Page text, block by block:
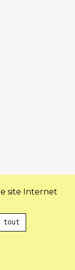
site Internet
tout